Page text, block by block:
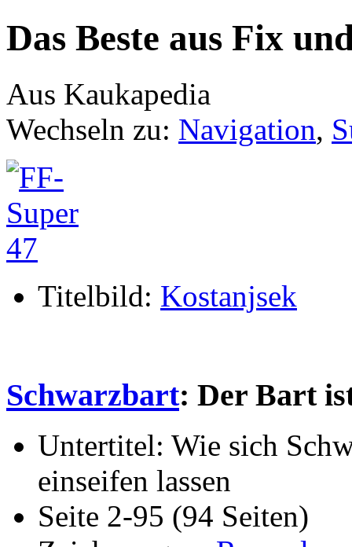
Das Beste aus Fix
Aus Kaukapedia
Wechseln zu: Navigation,
Titelbild: Kostanjsek
Schwarzbart: Der Bart
Untertitel: Wie sich
einseifen lassen
Seite 2-95 (94 Seiten)